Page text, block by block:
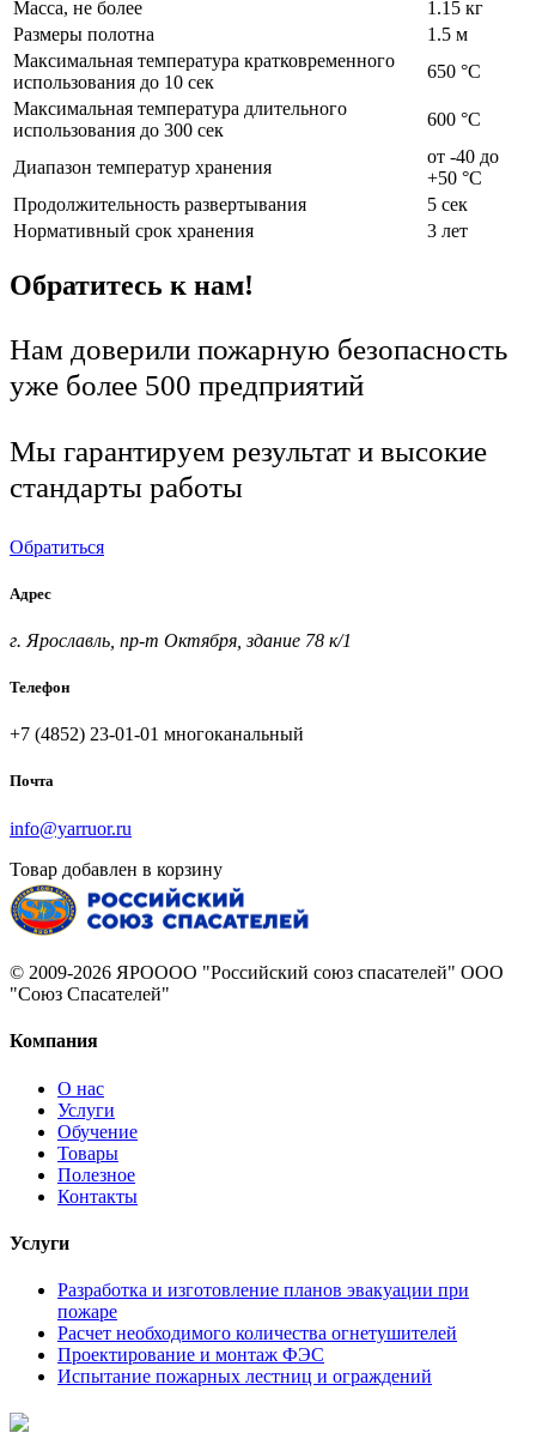
Масса, не более
1.15 кг
Размеры полотна
1.5 м
Максимальная температура кратковременного
использования до 10 сек
650 °С
Максимальная температура длительного
использования до 300 сек
600 °С
Диапазон температур хранения
от -40 до
+50 °С
Продолжительность развертывания
5 сек
Нормативный срок хранения
3 лет
Обратитесь к нам!
Нам доверили пожарную безопасность
уже более 500 предприятий
Мы гарантируем результат и высокие
стандарты работы
Обратиться
Адрес
г. Ярославль, пр-т Октября, здание 78 к/1
Телефон
+7 (4852) 23-01-01 многоканальный
Почта
info@yarruor.ru
Товар добавлен в корзину
© 2009-2026 ЯРОООО "Российский союз спасателей" ООО
"Союз Спасателей"
Компания
О нас
Услуги
Обучение
Товары
Полезное
Контакты
Услуги
Разработка и изготовление планов эвакуации при
пожаре
Расчет необходимого количества огнетушителей
Проектирование и монтаж ФЭС
Испытание пожарных лестниц и ограждений